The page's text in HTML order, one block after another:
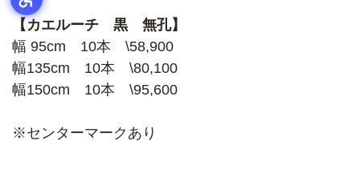
【カエルーチ 黒 無孔】
幅 95cm 10本 \58,900
幅135cm 10本 \80,100
幅150cm 10本 \95,600
※センターマークあり